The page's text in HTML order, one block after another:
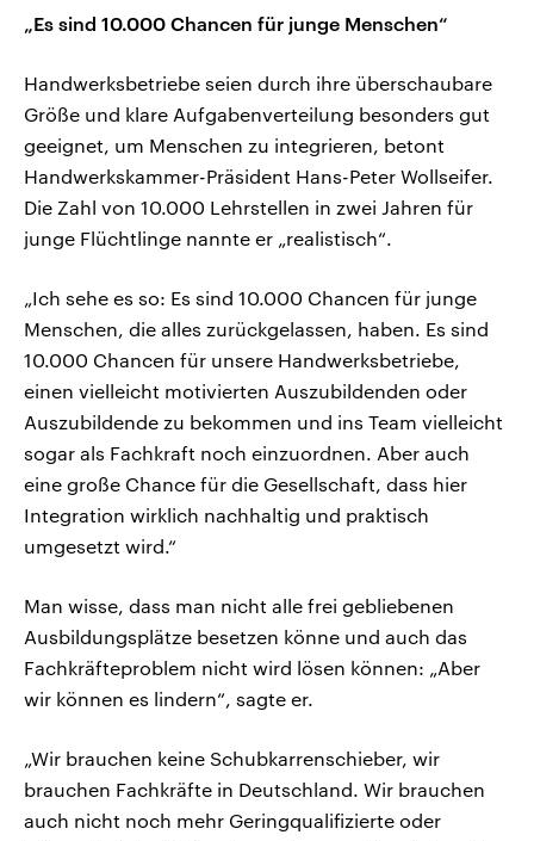
„Es sind 10.000 Chancen für junge Menschen“
Handwerksbetriebe seien durch ihre überschaubare
Größe und klare Aufgabenverteilung besonders gut
geeignet, um Menschen zu integrieren, betont
Handwerkskammer-Präsident Hans-Peter Wollseifer.
Die Zahl von 10.000 Lehrstellen in zwei Jahren für
junge Flüchtlinge nannte er „realistisch“.
„Ich sehe es so: Es sind 10.000 Chancen für junge
Menschen, die alles zurückgelassen, haben. Es sind
10.000 Chancen für unsere Handwerksbetriebe,
einen vielleicht motivierten Auszubildenden oder
Auszubildende zu bekommen und ins Team vielleicht
sogar als Fachkraft noch einzuordnen. Aber auch
eine große Chance für die Gesellschaft, dass hier
Integration wirklich nachhaltig und praktisch
umgesetzt wird.“
Man wisse, dass man nicht alle frei gebliebenen
Ausbildungsplätze besetzen könne und auch das
Fachkräfteproblem nicht wird lösen können: „Aber
wir können es lindern“, sagte er.
„Wir brauchen keine Schubkarrenschieber, wir
brauchen Fachkräfte in Deutschland. Wir brauchen
auch nicht noch mehr Geringqualifizierte oder